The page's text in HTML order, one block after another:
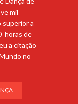
mil
superior a
horas de
a citação
no